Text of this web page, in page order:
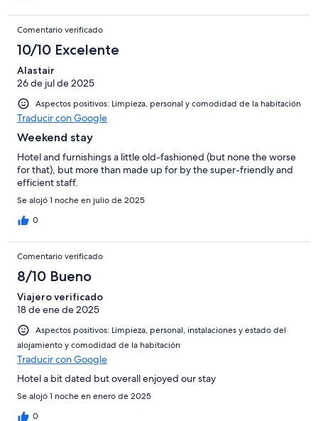
Comentario verificado
10/10 Excelente
Alastair
26 de jul de 2025
Aspectos positivos: Limpieza, personal y comodidad de la habitación
Traducir con Google
Weekend stay
Hotel and furnishings a little old-fashioned (but none the worse
for that), but more than made up for by the super-friendly and
efficient staff.
Se alojó 1 noche en julio de 2025
0
Comentario verificado
8/10 Bueno
Viajero verificado
18 de ene de 2025
Aspectos positivos: Limpieza, personal, instalaciones y estado del
alojamiento y comodidad de la habitación
Traducir con Google
Hotel a bit dated but overall enjoyed our stay
Se alojó 1 noche en enero de 2025
0